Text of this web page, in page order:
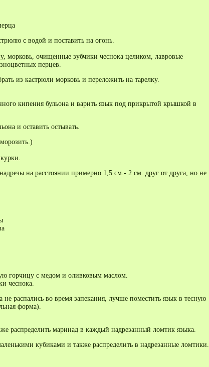
с водой и поставить на огонь.
морковь, очищенные зубчики чеснока целиком, лавровые
перцев.
из кастрюли морковь и переложить на тарелку.
кипения бульона и варить язык под прикрытой крышкой в
и оставить остывать.
на расстоянии примерно 1,5 см.- 2 см. друг от друга, но не
горчицу с медом и оливковым маслом.
чеснока.
распались во время запекания, лучше поместить язык в тесную
форма).
распределить маринад в каждый надрезанный ломтик языка.
кубиками и также распределить в надрезанные ломтики.